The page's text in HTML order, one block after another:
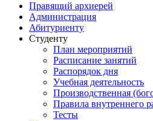
Правящий архиерей
Администрация
Абитуриенту
Студенту
План мероприятий
Расписание занятий
Распорядок дня
Учебная деятельность
Производственная
Правила внутреннего
Тесты